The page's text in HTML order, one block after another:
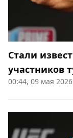
Стали
участников
00:44, 09 мая 2026